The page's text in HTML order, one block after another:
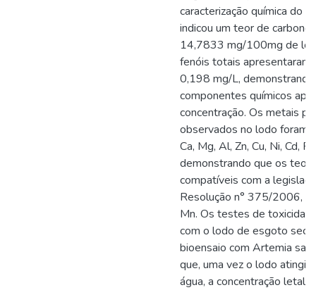
caracterização química do
indicou um teor de
14,7833 mg/100mg de
fenóis totais apresentaram
0,198 mg/L,
componentes químicos
concentração. Os metais
observados no lodo foram
Ca, Mg, Al, Zn, Cu, Ni, Cd,
demonstrando que os
compatíveis com a
Resolução n° 375/2006,
Mn. Os testes de
com o lodo de esgoto
bioensaio com Artemia
que, uma vez o lodo
água, a concentração letal